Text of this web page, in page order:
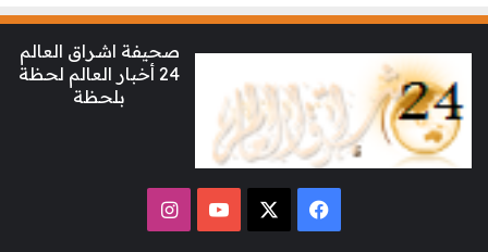
صحيفة اشراق العالم
24 أخبار العالم لحظة
بلحظة
فيسبوك ‫YouTubeانستقرام